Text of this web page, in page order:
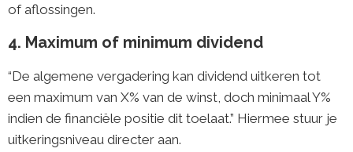
of aflossingen.
4. Maximum of minimum dividend
“De algemene vergadering kan dividend uitkeren tot
een maximum van X% van de winst, doch minimaal Y%
indien de financiële positie dit toelaat.” Hiermee stuur je
uitkeringsniveau directer aan.